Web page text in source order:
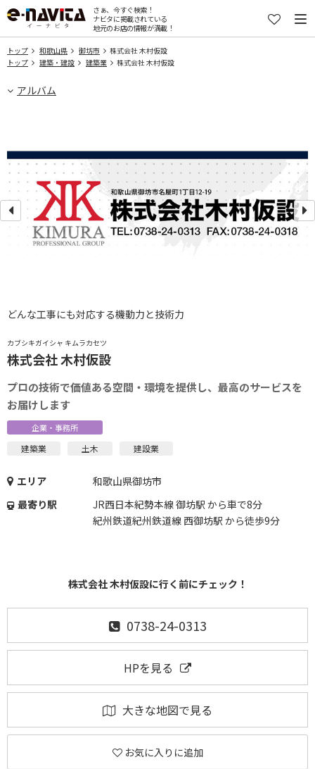
さぁ、今すぐ検索！
ナビタに掲載されている
地元のお店の情報が満載！
トップ 和歌山県 御坊市
株式会社 木村仮設
トップ
建築・建設 建築業 株式会社 木村仮設
アルバム
カブシキガイシャ キムラカセツ
株式会社 木村仮設
プロの技術で価値ある空間・環境を提供し、最高のサービスを
お届けします
企業・事務所
建築業 土木 建設業
エリア
和歌山県御坊市
最寄り駅
JR西日本紀勢本線 御坊駅 から車で8分
紀州鉄道紀州鉄道線 西御坊駅 から徒歩9分
株式会社 木村仮設に行く前にチェック！
0738-24-0313
HPを見る
大きな地図で見る
お気に入りに追加
どんな工事にも対応する機動力と技術力